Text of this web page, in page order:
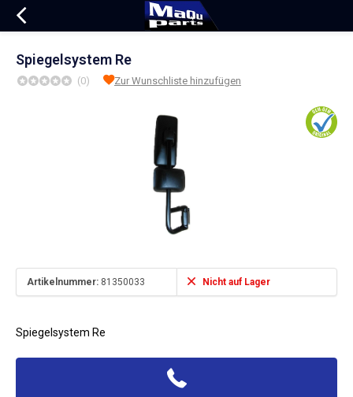
Spiegelsystem Re
(0) Zur Wunschliste hinzufügen
Artikelnummer: 81350033 Nicht auf Lager
Spiegelsystem Re